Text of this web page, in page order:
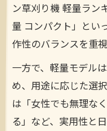
ン草刈り機 軽量ラン
量 コンパクト」とい
作性のバランスを重
一方で、軽量モデル
め、用途に応じた選
は「女性でも無理な
る」など、実用性と